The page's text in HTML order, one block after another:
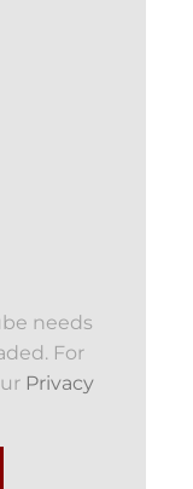
needs
For
Privacy